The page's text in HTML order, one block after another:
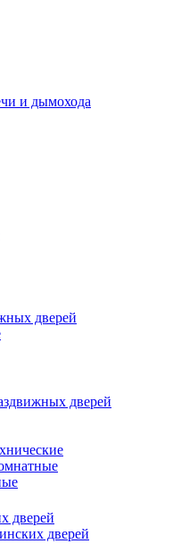
и дымохода
дверей
дверей
дверей
дверей